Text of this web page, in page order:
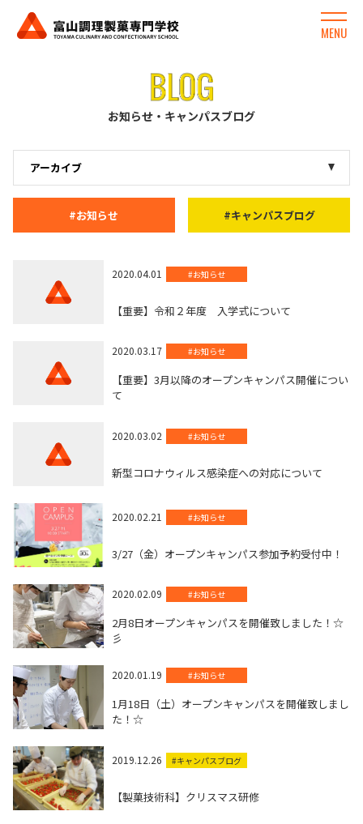
MENU
お知らせ・キャンパスブログ
#お知らせ #キャンパスブログ
2020.04.01 #お知らせ
【重要】令和２年度 入学式について
2020.03.17 #お知らせ
【重要】3月以降のオープンキャンパス開催につい
て
2020.03.02 #お知らせ
新型コロナウィルス感染症への対応について
2020.02.21 #お知らせ
3/27（金）オープンキャンパス参加予約受付中！
2020.02.09 #お知らせ
2月8日オープンキャンパスを開催致しました！☆
彡
2020.01.19 #お知らせ
1月18日（土）オープンキャンパスを開催致しまし
た！☆
2019.12.26 #キャンパスブログ
【製菓技術科】クリスマス研修